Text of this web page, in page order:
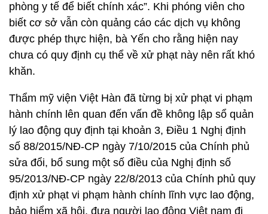
phòng y tế để biết chính xác”. Khi phóng viên cho
biết cơ sở vẫn còn quảng cáo các dịch vụ không
được phép thực hiện, bà Yến cho rằng hiện nay
chưa có quy định cụ thể về xử phạt này nên rất khó
khăn.
Thẩm mỹ viện Việt Hàn đã từng bị xử phạt vi phạm
hành chính lên quan đến vấn đề không lập sổ quản
lý lao động quy định tại khoản 3, Điều 1 Nghị định
số 88/2015/NĐ-CP ngày 7/10/2015 của Chính phủ
sửa đổi, bổ sung một số điều của Nghị định số
95/2013/NĐ-CP ngày 22/8/2013 của Chính phủ quy
định xử phạt vi phạm hành chính lĩnh vực lao động,
bảo hiểm xã hội, đưa người lao động Việt nam đi